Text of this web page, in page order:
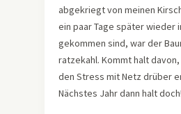
abgekriegt von meinen
ein paar Tage später wieder
gekommen sind, war der
ratzekahl. Kommt halt
den Stress mit Netz drüber
Nächstes Jahr dann halt doch!